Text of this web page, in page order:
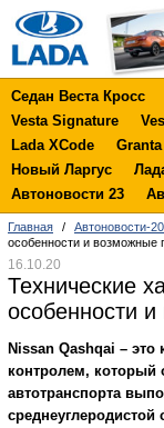
Седан Веста Кросс
Vesta Signature
Lada XCode
Granta
Новый Ларгус
Автоновости 23
Главная / Автоновости-
особенности и возможные
16.10.20
Технические
особенности
Nissan Qashqai –
контролем,
автотранспорта